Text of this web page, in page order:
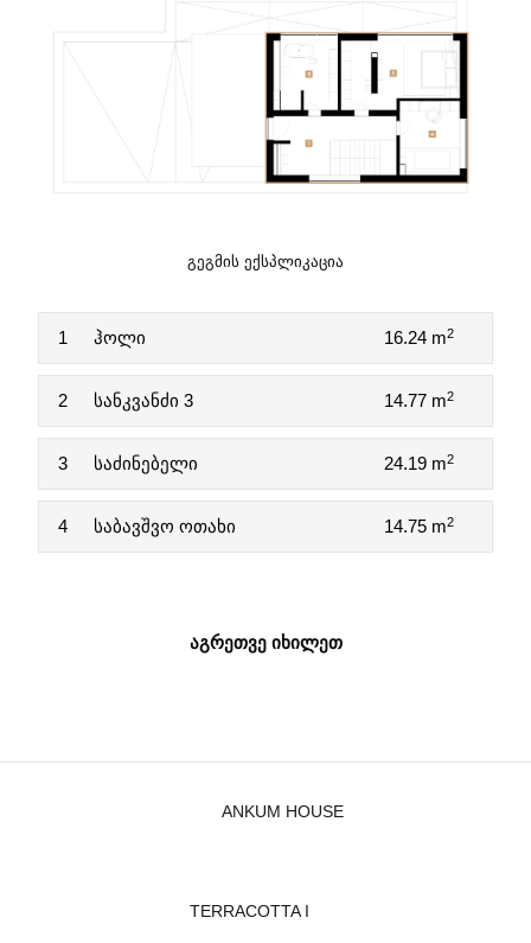
ᲒᲔᲒᲛᲘᲡ ᲔᲥᲡᲞᲚᲘᲙᲐᲪᲘᲐ
1 ჰოლი 16.24 m2
2 სანკვანძი 3 14.77 m2
3 საძინებელი 24.19 m2
4 საბავშვო ოთახი 14.75 m2
ᲐᲒᲠᲔᲗᲕᲔ ᲘᲮᲘᲚᲔᲗ
ANKUM HOUSE
TERRACOTTA I